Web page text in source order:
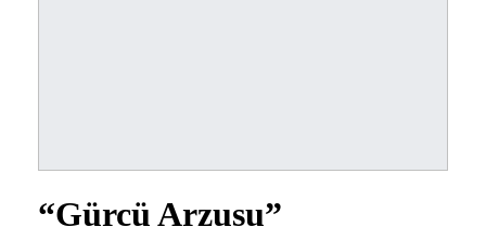
“Gürcü Arzusu”